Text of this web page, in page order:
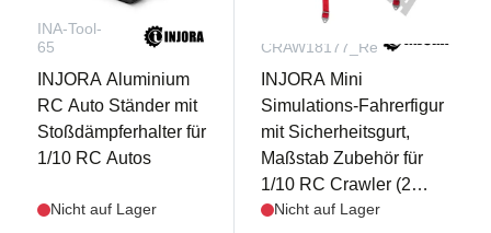
INA-Tool-
65
INJORA Aluminium
RC Auto Ständer mit
Stoßdämpferhalter für
1/10 RC Autos
Nicht auf Lager
CRAW18177_Red
INJORA Mini
Simulations-Fahrerfigur
mit Sicherheitsgurt,
Maßstab Zubehör für
1/10 RC Crawler (2
Stück)
Nicht auf Lager